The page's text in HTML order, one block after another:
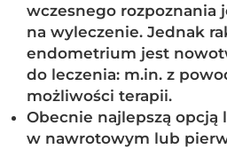
wczesnego rozpoznania
na wyleczenie. Jednak
endometrium jest
do leczenia: m.in. z
możliwości terapii.
Obecnie najlepszą opcją
w nawrotowym lub